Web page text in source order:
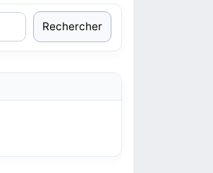
Rechercher